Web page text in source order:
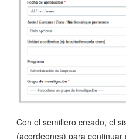
Con el semillero creado, el
(acordeones) para